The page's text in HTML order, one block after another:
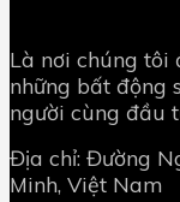
Là nơi chúng tôi
những bất động
người cùng đầu
Địa chỉ: Đường
Minh, Việt Nam